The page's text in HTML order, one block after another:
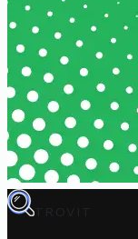
TROVIT